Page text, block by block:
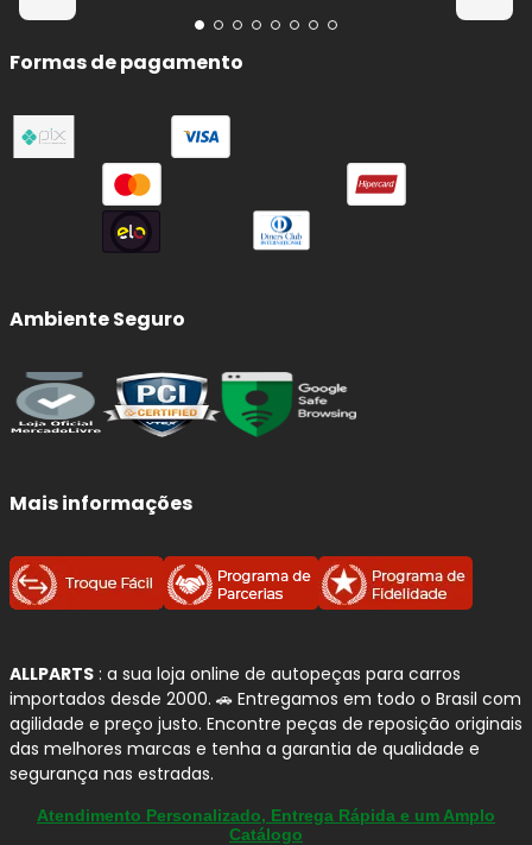
Formas de pagamento
Ambiente Seguro
Mais informações
ALLPARTS : a sua loja online de autopeças para carros
importados desde 2000. 🚗 Entregamos em todo o Brasil com
agilidade e preço justo. Encontre peças de reposição originais
das melhores marcas e tenha a garantia de qualidade e
segurança nas estradas.
Atendimento Personalizado, Entrega Rápida e um Amplo
Catálogo